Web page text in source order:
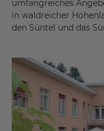
umfangreiches
in waldreicher
den Süntel und das